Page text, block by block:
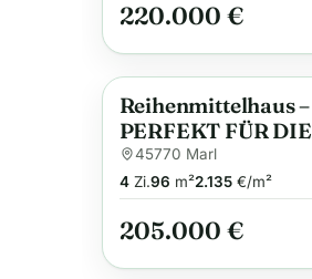
220.000 €
Anzeige
Reihenmittelhaus –
PERFEKT FÜR DIE
KLEINE FAMILIE –
45770 Marl
4Zi.96 m²2.135€/m²
205.000 €